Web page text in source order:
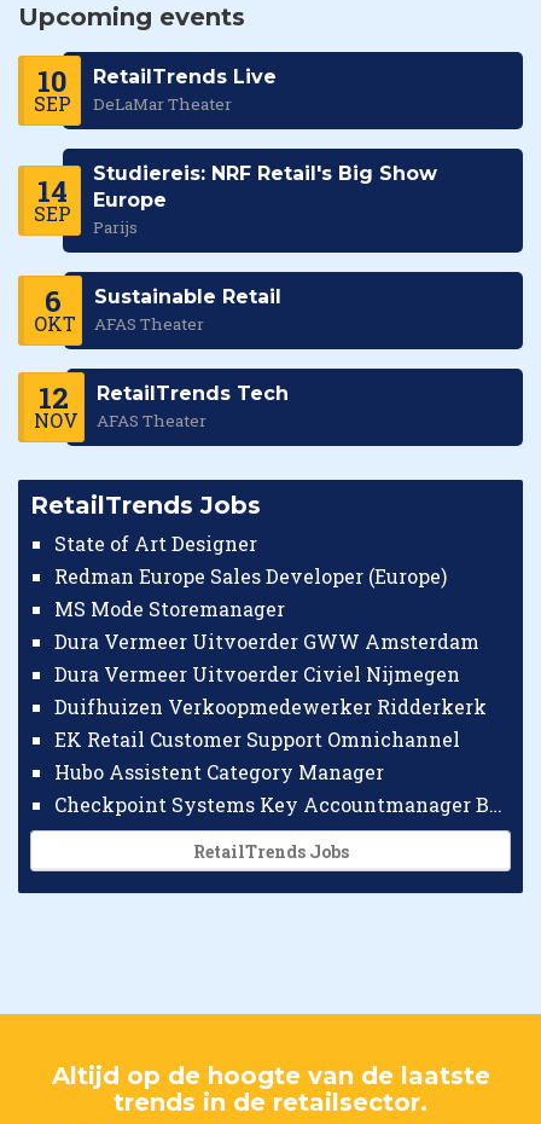
Upcoming events
10
SEP
RetailTrends Live
DeLaMar Theater
14
SEP
Studiereis: NRF Retail's Big Show
Europe
Parijs
6
OKT
Sustainable Retail
AFAS Theater
12
NOV
RetailTrends Tech
AFAS Theater
RetailTrends Jobs
State of Art Designer
Redman Europe Sales Developer (Europe)
MS Mode Storemanager
Dura Vermeer Uitvoerder GWW Amsterdam
Dura Vermeer Uitvoerder Civiel Nijmegen
Duifhuizen Verkoopmedewerker Ridderkerk
EK Retail Customer Support Omnichannel
Hubo Assistent Category Manager
Checkpoint Systems Key Accountmanager Benelux
RetailTrends Jobs
Altijd op de hoogte van de laatste
trends in de retailsector.